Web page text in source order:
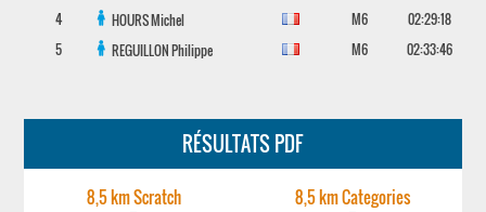
4
HOURSMichel M6
02:29:18
5
REGUILLONPhilippe M6 02:33:46
RÉSULTATS PDF
8,5 km Scratch 8,5 km Categories